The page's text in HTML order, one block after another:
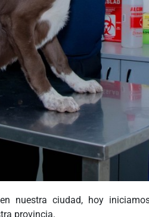
nuestra ciudad, hoy
provincia.